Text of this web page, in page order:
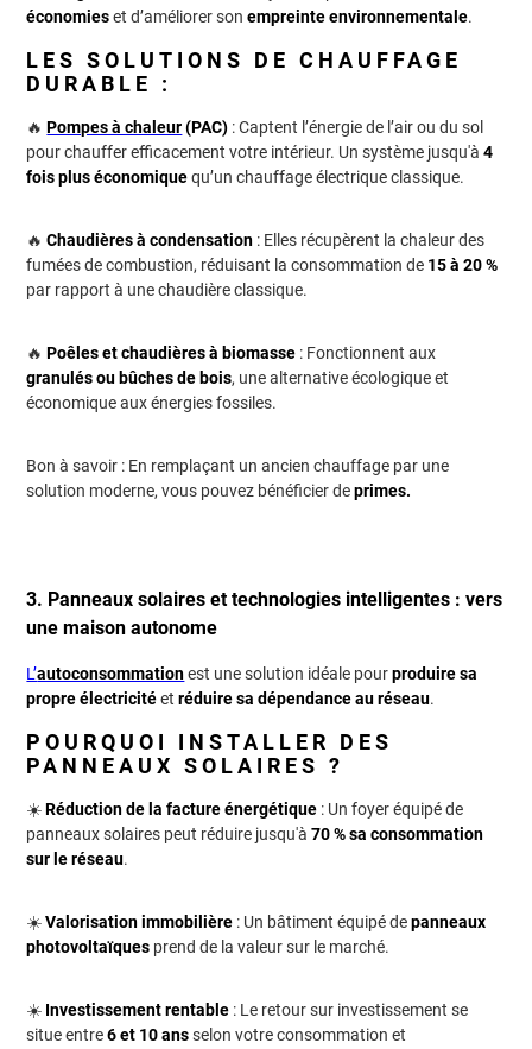
économieset d’améliorer sonempreinte environnementale.
LES SOLUTIONS DE CHAUFFAGE
DURABLE :
🔥Pompes à chaleur(PAC) : Captent l’énergie de l’air ou du sol
pour chauffer efficacement votre intérieur. Un système jusqu'à4
fois plus économiquequ’un chauffage électrique classique.
🔥Chaudières à condensation : Elles récupèrent la chaleur des
fumées de combustion, réduisant la consommation de 15 à 20 %
par rapport à une chaudière classique.
🔥Poêles et chaudières à biomasse : Fonctionnent aux
granulés ou bûches de bois, une alternative écologique et
économique aux énergies fossiles.
Bon à savoir : En remplaçant un ancien chauffage par une
solution moderne, vous pouvez bénéficier deprimes.
3. Panneaux solaires et technologies intelligentes : vers
une maison autonome
L’autoconsommationest une solution idéale pourproduire sa
propre électricitéetréduire sa dépendance au réseau.
POURQUOI INSTALLER DES
PANNEAUX SOLAIRES ?
☀️Réduction de la facture énergétique : Un foyer équipé de
panneaux solaires peut réduire jusqu'à70 % sa consommation
sur le réseau.
☀️Valorisation immobilière : Un bâtiment équipé depanneaux
photovoltaïques prend de la valeur sur le marché.
☀️ Investissement rentable : Le retour sur investissement se
situe entre6 et 10 ansselon votre consommation et